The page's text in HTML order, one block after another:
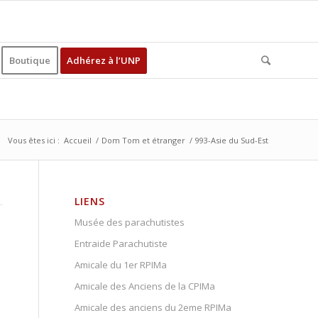
Boutique Adhérez à l’UNP
Vous êtes ici : Accueil / Dom Tom et étranger / 993-Asie du Sud-Est
LIENS
Musée des parachutistes
Entraide Parachutiste
Amicale du 1er RPIMa
Amicale des Anciens de la CPIMa
Amicale des anciens du 2eme RPIMa